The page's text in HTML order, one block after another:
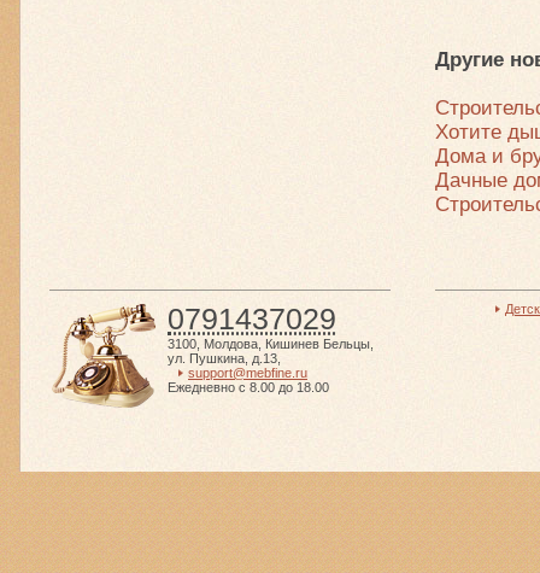
Другие
Хотите
Дома и
Дачные
0791437029
3100 Молдова Кишинев Бельцы
ул. Пушкина, д.13
support@mebfine.ru
Ежедневно с 8.00 до 18.00